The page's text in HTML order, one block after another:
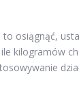
to osiągnąć,
kilogramów